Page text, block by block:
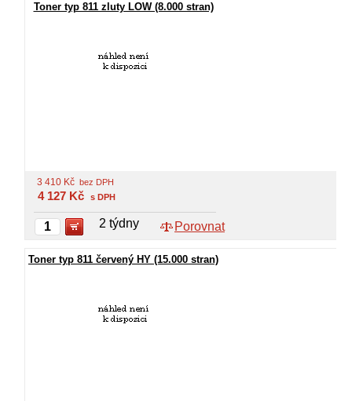
Toner typ 811 zluty LOW (8.000 stran)
3 410 Kč bez DPH
4 127 Kč s DPH
Porovnat
2 týdny
Toner typ 811 červený HY (15.000 stran)